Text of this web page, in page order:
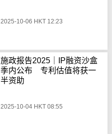
2025-10-06 HKT 12:23
施政报告2025｜IP融资沙盒
季内公布 专利估值将获一
半资助
2025-10-04 HKT 08:55